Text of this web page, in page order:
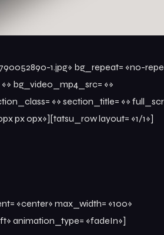
1.jpg» bg_repeat= «no-
bg_video_mp4_src= «»
«» section_title= «»
px 0px»][tatsu_row layout= «1/1»]
«center» max_width= «100»
animation_type= «fadeIn»]